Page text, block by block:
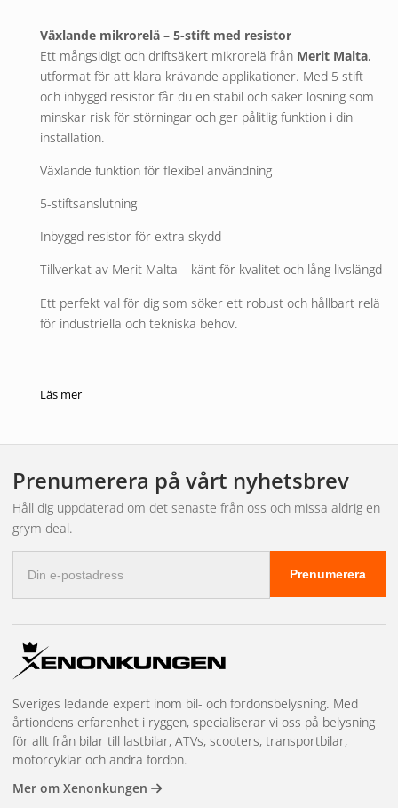
Växlande mikrorelä – 5-stift med resistor
Ett mångsidigt och driftsäkert mikrorelä från Merit Malta,
utformat för att klara krävande applikationer. Med 5 stift
och inbyggd resistor får du en stabil och säker lösning som
minskar risk för störningar och ger pålitlig funktion i din
installation.
Växlande funktion för flexibel användning
5-stiftsanslutning
Inbyggd resistor för extra skydd
Tillverkat av Merit Malta – känt för kvalitet och lång livslängd
Ett perfekt val för dig som söker ett robust och hållbart relä
för industriella och tekniska behov.
Läs mer
Prenumerera på vårt nyhetsbrev
Håll dig uppdaterad om det senaste från oss och missa aldrig en
grym deal.
postadress
Prenumerera
Sveriges ledande expert inom bil- och fordonsbelysning. Med
årtiondens erfarenhet i ryggen, specialiserar vi oss på belysning
för allt från bilar till lastbilar, ATVs, scooters, transportbilar,
motorcyklar och andra fordon.
Mer om Xenonkungen